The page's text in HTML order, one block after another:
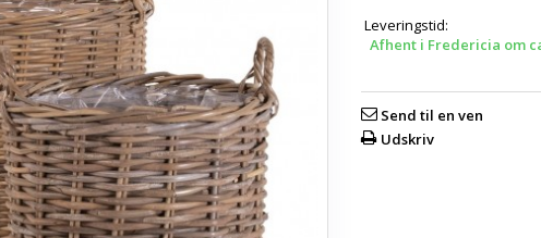
Leveringstid:
Afhent i Fredericia om
Send til en ven
Udskriv